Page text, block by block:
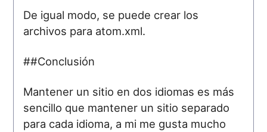
De igual modo, se puede crear los
archivos para atom.xml.
##Conclusión
Mantener un sitio en dos idiomas es más
sencillo que mantener un sitio separado
para cada idioma, a mi me gusta mucho